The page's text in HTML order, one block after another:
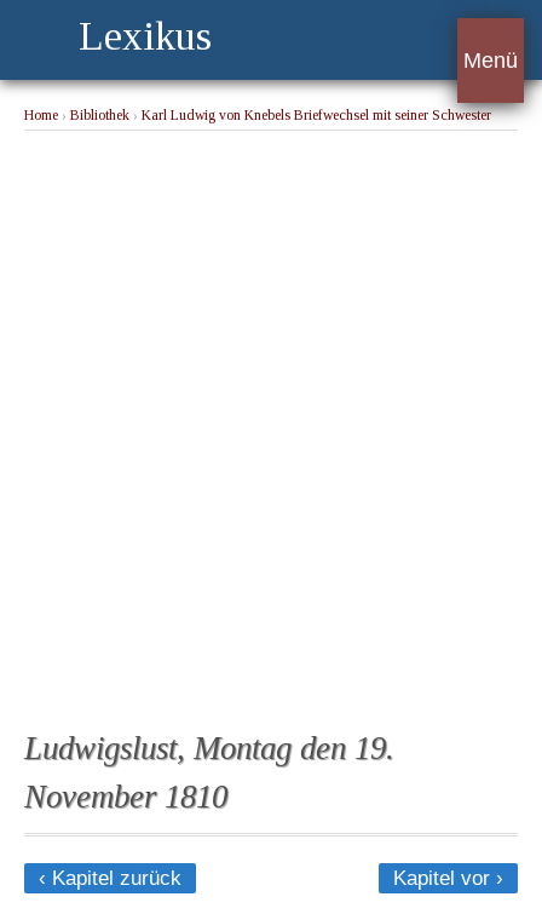
Lexikus
Menü
Home › Bibliothek › Karl Ludwig von Knebels Briefwechsel mit seiner Schwester
Ludwigslust, Montag den 19.
November 1810
‹ Kapitel zurück Kapitel vor ›